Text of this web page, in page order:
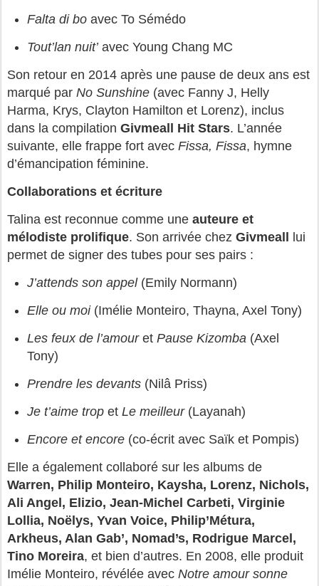
Falta di bo avec To Sémédo
Tout’lan nuit’avec Young Chang MC
Son retour en 2014 après une pause de deux ans est
marqué par No Sunshine (avec Fanny J, Helly
Harma, Krys, Clayton Hamilton et Lorenz), inclus
dans la compilation Givmeall Hit Stars. L’année
suivante, elle frappe fort avec Fissa, Fissa, hymne
d’émancipation féminine.
Collaborations et écriture
Talina est reconnue comme une auteure et
mélodiste prolifique. Son arrivée chez Givmeall
lui
permet de signer des tubes pour ses pairs :
J’attends son appel(Emily Normann)
Elle ou moi(Imélie Monteiro, Thayna, Axel Tony)
Les feux de l’amouret Pause Kizomba (Axel
Tony)
Prendre les devants (Nilâ Priss)
Je t’aime trop et Le meilleur(Layanah)
Encore et encore (co-écrit avec Saïk et Pompis)
Elle a également collaboré sur les albums de
Warren, Philip Monteiro, Kaysha, Lorenz, Nichols,
Ali Angel, Elizio, Jean-Michel Carbeti, Virginie
Lollia, Noëlys, Yvan Voice, Philip’Métura,
Arkheus, Alan Gab’, Nomad’s, Rodrigue Marcel,
Tino Moreira, et bien d’autres. En 2008, elle produit
Imélie Monteiro, révélée avec Notre amour sonne